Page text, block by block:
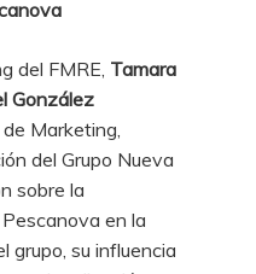
del FMRE, Tamara
González
de Marketing,
del Grupo Nueva
sobre la
en la
grupo, su influencia